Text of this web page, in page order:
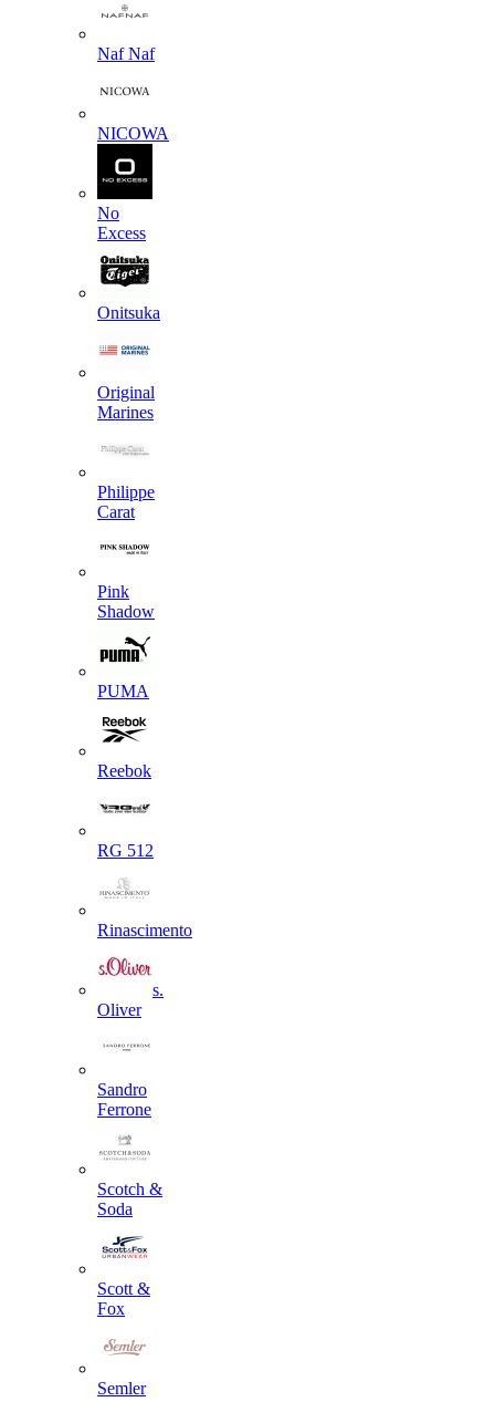
Naf Naf
NICOWA
No
Excess
Onitsuka
Original
Marines
Philippe
Carat
Pink
Shadow
PUMA
Reebok
RG 512
Rinascimento
s.
Oliver
Sandro
Ferrone
Scotch &
Soda
Scott &
Fox
Semler